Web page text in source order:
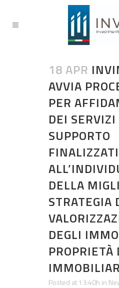
18 APR
AVVIA
PER
DEI SERVIZI
SUPPORTO
FINALIZZATI
DELLA
STRATEGIA
DEGLI
PROPRIETÀ
Posted at 13:40h in